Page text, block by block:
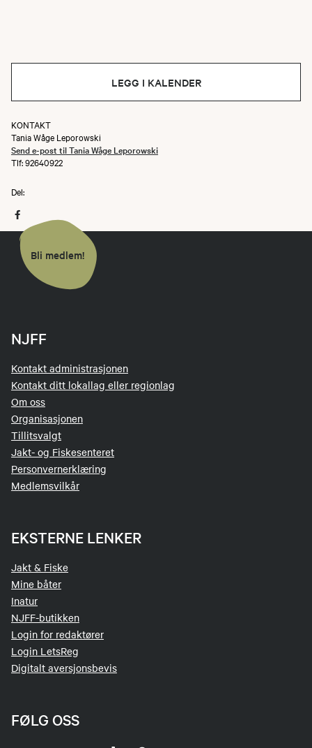
LEGG I KALENDER
KONTAKT
Tania Wåge Leporowski
Send e-post til Tania Wåge Leporowski
Tlf: 92640922
Del:
Bli medlem!
NJFF
Kontakt administrasjonen
Kontakt ditt lokallag eller regionlag
Om oss
Organisasjonen
Tillitsvalgt
Jakt- og Fiskesenteret
Personvernerklæring
Medlemsvilkår
EKSTERNE LENKER
Jakt & Fiske
Mine båter
Inatur
NJFF-butikken
Login for redaktører
Login LetsReg
Digitalt aversjonsbevis
FØLG OSS